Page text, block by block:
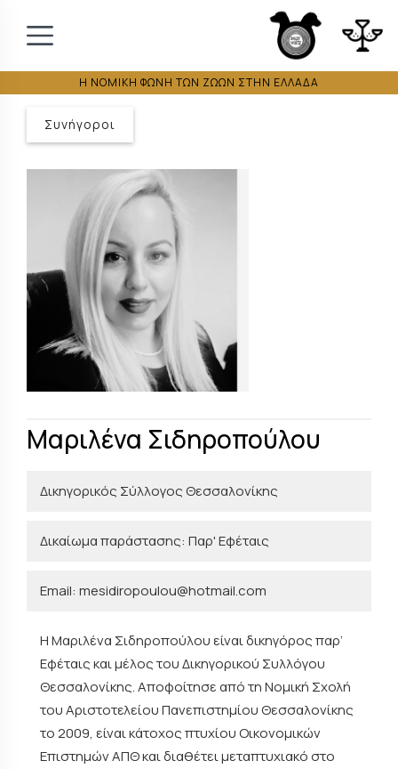
Η ΝΟΜΙΚΗ ΦΩΝΗ ΤΩΝ ΖΩΩΝ ΣΤΗΝ ΕΛΛΑΔΑ
Συνήγοροι
Μαριλένα Σιδηροπούλου
Δικηγορικός Σύλλογος Θεσσαλονίκης
Δικαίωμα παράστασης: Παρ' Εφέταις
Email: mesidiropoulou@hotmail.com
H Μαριλένα Σιδηροπούλου είναι δικηγόρος παρ’
Εφέταις και μέλος του Δικηγορικού Συλλόγου
Θεσσαλονίκης. Αποφοίτησε από τη Νομική Σχολή
του Αριστοτελείου Πανεπιστημίου Θεσσαλονίκης
το 2009, είναι κάτοχος πτυχίου Οικονομικών
Επιστημών ΑΠΘ και διαθέτει μεταπτυχιακό στο